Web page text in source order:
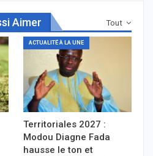
Tout
Aimer
ACTUALITÉ À LA UNE
Territoriales 2027 :
Modou Diagne Fada
hausse le ton et